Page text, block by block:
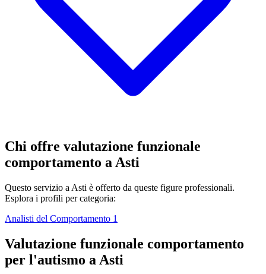
Chi offre valutazione funzionale
comportamento a Asti
Questo servizio a Asti è offerto da queste figure professionali.
Esplora i profili per categoria:
Analisti del Comportamento 1
Valutazione funzionale comportamento
per l'autismo a Asti